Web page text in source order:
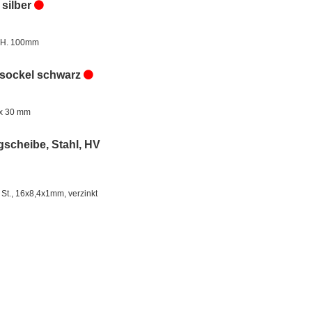
silber
100mm
schwarz
30 mm
Stahl, HV
16x8,4x1mm, verzinkt